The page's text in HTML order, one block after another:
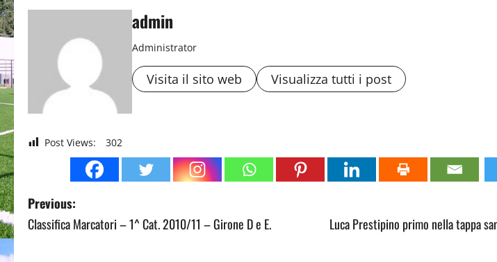
admin
Administrator
Visita il sito web Visualizza tutti i post
Post Views: 302
P
o
Previous:
Classifica Marcatori – 1^ Cat. 2010/11 – Girone D e E.
Luca Prestipino primo nella tappa